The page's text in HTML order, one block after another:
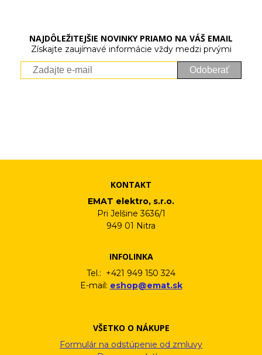
NAJDÔLEŽITEJŠIE NOVINKY PRIAMO NA VÁŠ EMAIL
Získajte zaujímavé informácie vždy medzi prvými
Odoberať
KONTAKT
EMAT elektro, s.r.o.
Pri Jelšine 3636/1
949 01 Nitra
INFOLINKA
Tel.: +421 949 150 324
E-mail: eshop@emat.sk
VŠETKO O NÁKUPE
Formulár na odstúpenie od zmluvy